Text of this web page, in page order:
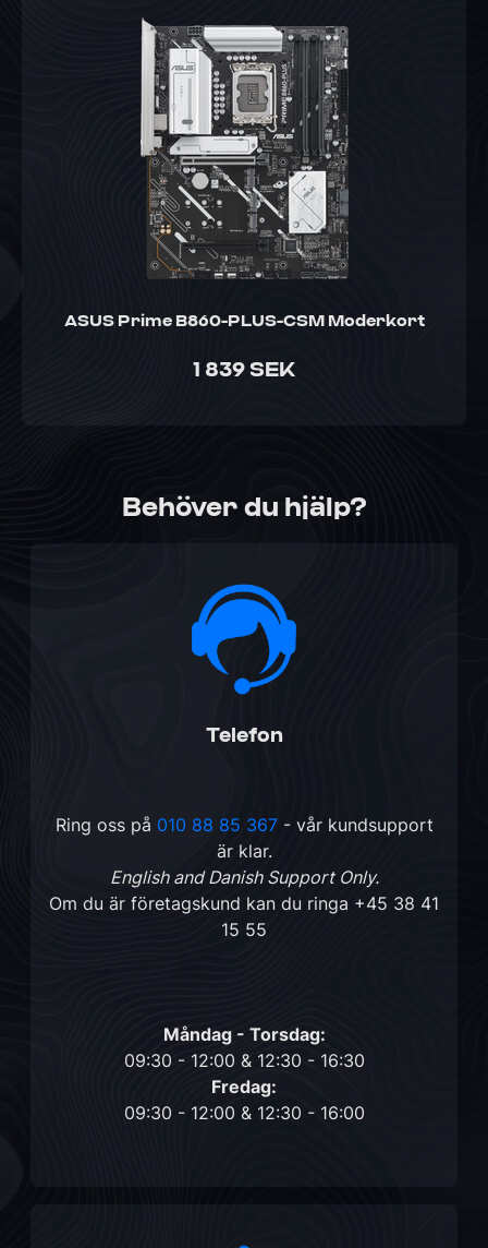
ASUS Prime B860-PLUS-CSM Moderkort
1 839 SEK
Behöver du hjälp?
Telefon
Ring oss på 010 88 85 367- vår kundsupport
är klar.
English and Danish Support Only.
Om du är företagskund kan du ringa +45 38 41
15 55
Måndag - Torsdag:
09:30 - 12:00 & 12:30 - 16:30
Fredag:
09:30 - 12:00 & 12:30 - 16:00